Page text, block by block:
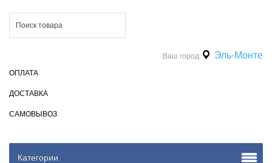
Ваш город: Эль-Монте
ОПЛАТА
ДОСТАВКА
САМОВЫВОЗ
Категории